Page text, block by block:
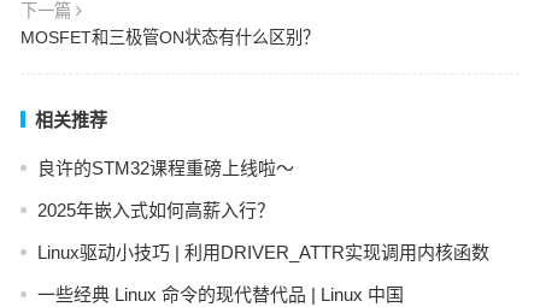
下一篇
MOSFET和三极管ON状态有什么区别？
相关推荐
良许的STM32课程重磅上线啦～
2025年嵌入式如何高薪入行？
Linux驱动小技巧 | 利用DRIVER_ATTR实现调用内核函数
一些经典 Linux 命令的现代替代品 | Linux 中国